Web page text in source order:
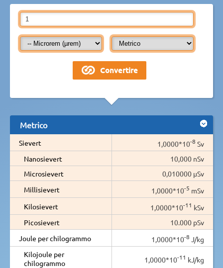
Metrico
Sievert 1,0000*10-8 Sv
Nanosievert
10,000 nSv
Microsievert
0,010000 µSv
Millisievert
1,0000*10-5 mSv
Kilosievert
1,0000*10-11 kSv
Picosievert
10.000 pSv
Joule per chilogrammo
1,0000*10-8 J/kg
Kilojoule per
chilogrammo
1,0000*10-11 kJ/kg